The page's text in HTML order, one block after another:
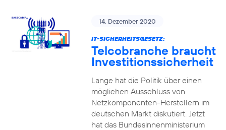
14. Dezember 2020
IT-SICHERHEITSGESETZ:
Telcobranche braucht
Investitionssicherheit
Lange hat die Politik über einen
möglichen Ausschluss von
Netzkomponenten-Herstellern im
deutschen Markt diskutiert. Jetzt
hat das Bundesinnenministerium